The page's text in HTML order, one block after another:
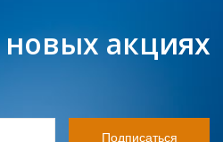
акциях